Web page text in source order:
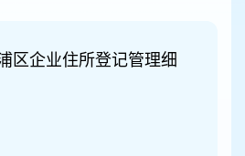
区企业住所登记管理细